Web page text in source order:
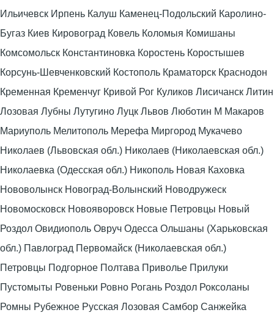
Ильичевск Ирпень Калуш Каменец-Подольский Каролино-
Бугаз Киев Кировоград Ковель Коломыя Комишаны
Комсомольск Константиновка Коростень Коростышев
Корсунь-Шевченковский Костополь Краматорск Краснодон
Кременная Кременчуг Кривой Рог Куликов Лисичанск Литин
Лозовая Лубны Лутугино Луцк Львов Люботин М Макаров
Мариуполь Мелитополь Мерефа Миргород Мукачево
Николаев (Львовская обл.) Николаев (Николаевская обл.)
Николаевка (Одесская обл.) Никополь Новая Каховка
Нововолынск Новоград-Волынский Новодружеск
Новомосковск Новояворовск Новые Петровцы Новый
Роздол Овидиополь Овруч Одесса Ольшаны (Харьковская
обл.) Павлоград Первомайск (Николаевская обл.)
Петровцы Подгорное Полтава Приволье Прилуки
Пустомыты Ровеньки Ровно Рогань Роздол Роксоланы
Ромны Рубежное Русская Лозовая Самбор Санжейка